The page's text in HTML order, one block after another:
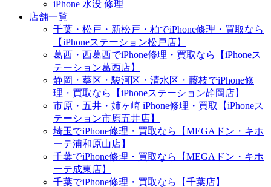
iPhone 水没 修理
店舗一覧
千葉・松戸・新松戸・柏でiPhone修理・買取なら
【iPhoneステーション松戸店】
葛西・西葛西でiPhone修理・買取なら【iPhoneス
テーション葛西店】
静岡・葵区・駿河区・清水区・藤枝でiPhone修
理・買取なら【iPhoneステーション静岡店】
市原・五井・姉ヶ崎 iPhone修理・買取【iPhoneス
テーション市原五井店】
埼玉でiPhone修理・買取なら【MEGAドン・キホ
ーテ浦和原山店】
千葉でiPhone修理・買取なら【MEGAドン・キホ
ーテ成東店】
千葉でiPhone修理・買取なら【千葉店】